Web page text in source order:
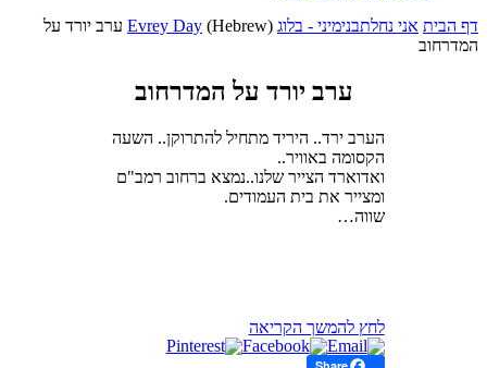
דף הבית אני נחלתבנימיני - בלוג Evrey Day (Hebrew) ערב יורד על
המדרחוב
ערב יורד על המדרחוב
הערב ירד.. היריד מתחיל להתרוקן.. השעה
הקסומה באוויר..
ואדוארד הצייר שלנו..נמצא ברחוב רמב"ם
ומצייר את בית העמודים.
שווה…
לחץ להמשך הקריאה